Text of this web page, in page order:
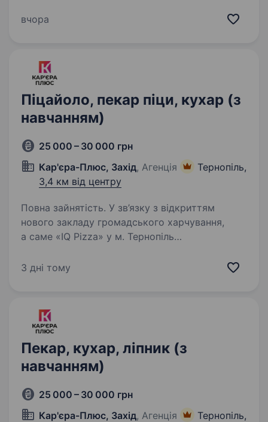
кухарів. Досвід не потрібен — усе покажемо,
вчора
Піцайоло, пекар піци, кухар (з
навчанням)
25 000 – 30 000 грн
Кар'єра-Плюс, Захід, Агенція
Тернопіль,
3,4 км від центру
Повна зайнятість. У зв’язку з відкриттям
нового закладу громадського харчування,
а саме «IQ Pizza» у м. Тернопіль
кухарів. Досвід не потрібен — усе покажемо,
3 дні тому
Пекар, кухар, ліпник (з
навчанням)
25 000 – 30 000 грн
Кар'єра-Плюс, Захід, Агенція
Тернопіль,